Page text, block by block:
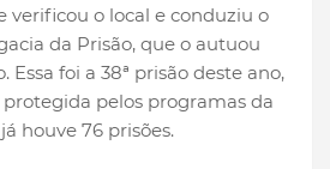
verificou o local e conduziu o
da Prisão, que o autuou
foi a 38ª prisão deste ano,
pelos programas da
houve 76 prisões.